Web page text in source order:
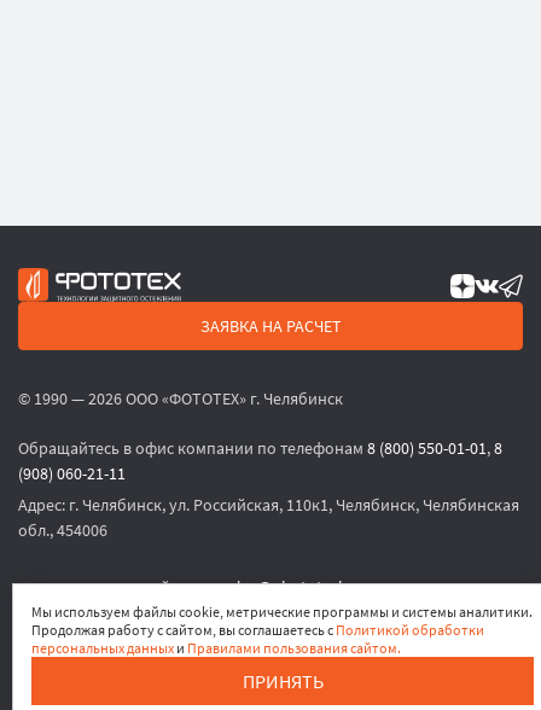
ЗАЯВКА НА РАСЧЕТ
© 1990 — 2026 ООО «ФОТОТЕХ» г. Челябинск
Обращайтесь в офис компании по телефонам 8 (800) 550-01-01,8
(908) 060-21-11
Адрес: г. Челябинск, ул. Российская, 110к1, Челябинск, Челябинская
обл., 454006
или по электронной почтеsales@phototech.ru
Политика конфиденциальности,Согласие на обработку
персональных данных,Согласие на получение рекламных
Мы используем файлы cookie, метрические программы и системы аналитики.
Продолжая работу с сайтом, вы соглашаетесь с Политикой обработки
персональных данных и Правилами пользования сайтом.
ПРИНЯТЬ